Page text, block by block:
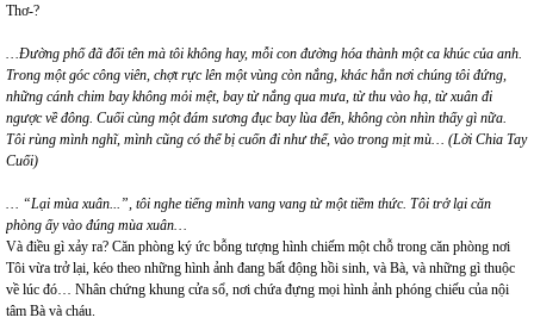
Thơ-?
…Đường phố đã đổi tên mà tôi không hay, mỗi con đường hóa thành một ca khúc của anh.
Trong một góc công viên, chợt rực lên một vùng còn nắng, khác hẳn nơi chúng tôi đứng,
những cánh chim bay không mỏi mệt, bay từ nắng qua mưa, từ thu vào hạ, từ xuân đi
ngược về đông. Cuối cùng một đám sương đục bay lùa đến, không còn nhìn thấy gì nữa.
Tôi rùng mình nghĩ, mình cũng có thể bị cuốn đi như thế, vào trong mịt mù… (Lời Chia Tay
Cuối)
… “Lại mùa xuân...”, tôi nghe tiếng mình vang vang từ một tiềm thức. Tôi trở lại căn
phòng ấy vào đúng mùa xuân…
Và điều gì xảy ra? Căn phòng ký ức bỗng tượng hình chiếm một chỗ trong căn phòng nơi
Tôi vừa trở lại, kéo theo những hình ảnh đang bất động hồi sinh, và Bà, và những gì thuộc
về lúc đó… Nhân chứng khung cửa sổ, nơi chứa đựng mọi hình ảnh phóng chiếu của nội
tâm Bà và cháu.